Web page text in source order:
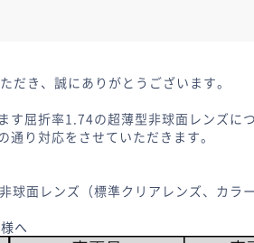
だき、誠にありがとうございます。
す屈折率1.74の超薄型非球面レンズに
通り対応をさせていただきます。
球面レンズ（標準クリアレンズ、カラー
へ